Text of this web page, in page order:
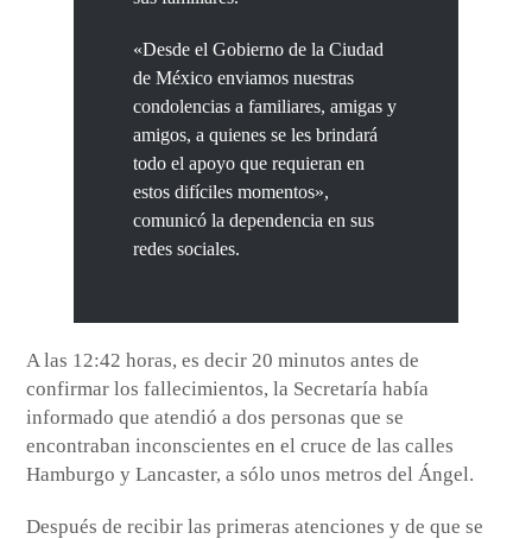
«Desde el Gobierno de la Ciudad
de México enviamos nuestras
condolencias a familiares, amigas y
amigos, a quienes se les brindará
todo el apoyo que requieran en
estos difíciles momentos»,
comunicó la dependencia en sus
redes sociales.
A las 12:42 horas, es decir 20 minutos antes de
confirmar los fallecimientos, la Secretaría había
informado que atendió a dos personas que se
encontraban inconscientes en el cruce de las calles
Hamburgo y Lancaster, a sólo unos metros del Ángel.
Después de recibir las primeras atenciones y de que se